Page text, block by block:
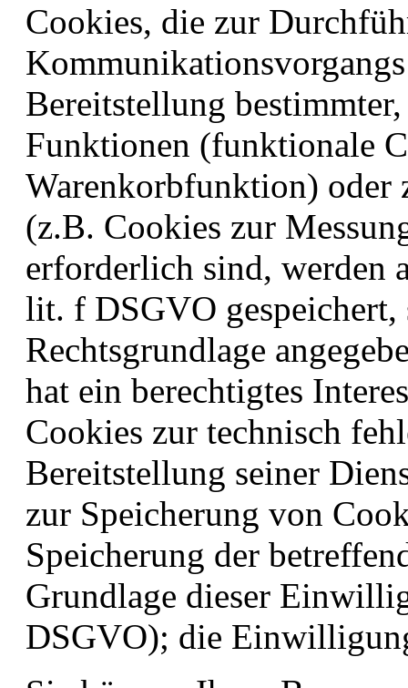
Cookies, die zur
Bereitstellung
Funktionen (funktionale
Warenkorbfunktion) oder
(z.B. Cookies zur
erforderlich sind, werden
lit. f DSGVO gespeichert,
Rechtsgrundlage
hat ein berechtigtes
Cookies zur technisch
Bereitstellung seiner
zur Speicherung von
Speicherung der
Grundlage dieser
DSGVO); die